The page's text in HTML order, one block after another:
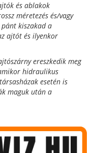
és ablakok
méretezés és/vagy
kiszakad a
ajtót és ilyenkor
ereszkedik meg
hidraulikus
esetén is
maguk után a